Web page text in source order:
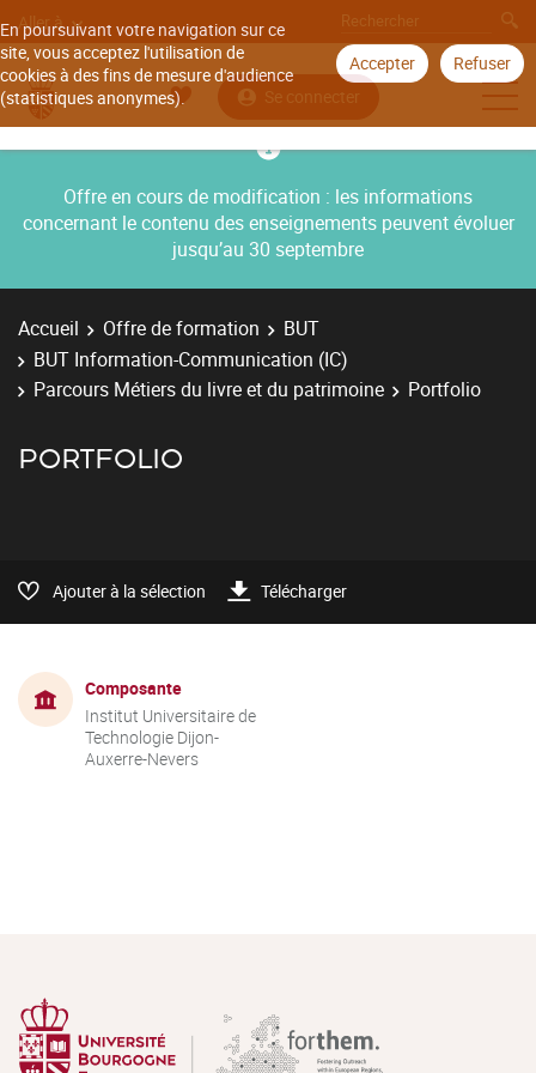
En poursuivant votre navigation sur ce
site, vous acceptez l'utilisation de
cookies à des fins de mesure d'audience
(statistiques anonymes).
Accepter Refuser
Aller à
Se connecter
Offre en cours de modification : les informations
concernant le contenu des enseignements peuvent évoluer
jusqu’au 30 septembre
Accueil Offre de formation
BUT
BUT Information-Communication (IC)
Parcours Métiers du livre et du patrimoine
Portfolio
PORTFOLIO
Ajouter à la sélection Télécharger
Composante
Institut Universitaire de
Technologie Dijon-
Auxerre-Nevers